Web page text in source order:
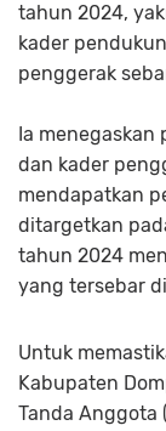
tahun 2024,
kader
penggerak
Ia
dan kader
mendapatkan
ditargetkan
tahun 2024
yang tersebar
Untuk
Kabupaten
Tanda Anggota